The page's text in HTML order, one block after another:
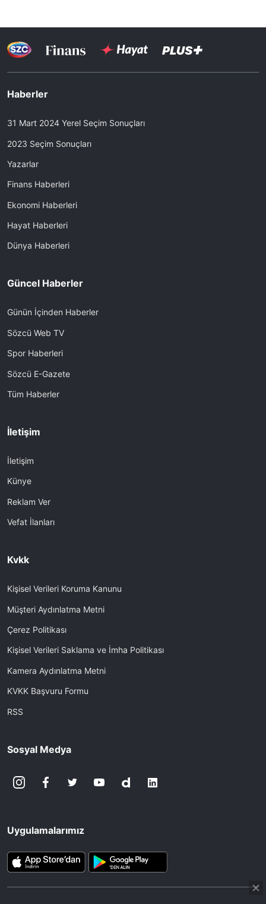
Haberler
31 Mart 2024 Yerel Seçim Sonuçları
2023 Seçim Sonuçları
Yazarlar
Finans Haberleri
Ekonomi Haberleri
Hayat Haberleri
Dünya Haberleri
Güncel Haberler
Günün İçinden Haberler
Sözcü Web TV
Spor Haberleri
Sözcü E-Gazete
Tüm Haberler
İletişim
İletişim
Künye
Reklam Ver
Vefat İlanları
Kvkk
Kişisel Verileri Koruma Kanunu
Müşteri Aydınlatma Metni
Çerez Politikası
Kişisel Verileri Saklama ve İmha Politikası
Kamera Aydınlatma Metni
KVKK Başvuru Formu
RSS
Sosyal Medya
Uygulamalarımız